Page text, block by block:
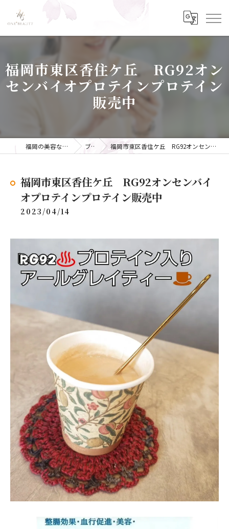
福岡市東区香住ケ丘 RG92オン
センバイオプロテインプロテイン
販売中
福岡の美容ならONE+BEAUTY ブログ 福岡市東区香住ケ丘 RG92オンセンバイオプロテインプロテイン販売中
福岡市東区香住ケ丘 RG92オンセンバイ
オプロテインプロテイン販売中
2023/04/14